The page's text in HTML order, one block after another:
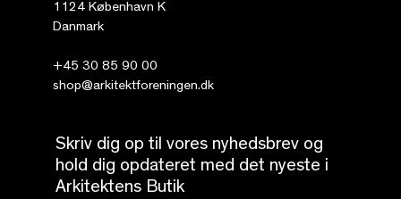
1124 København K
Danmark
+45 30 85 90 00
shop@arkitektforeningen.dk
Skriv dig op til vores nyhedsbrev og
hold dig opdateret med det nyeste i
Arkitektens Butik